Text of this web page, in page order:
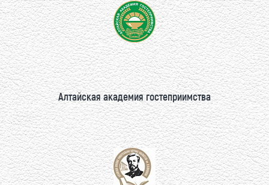
Алтайская академия гостеприимства